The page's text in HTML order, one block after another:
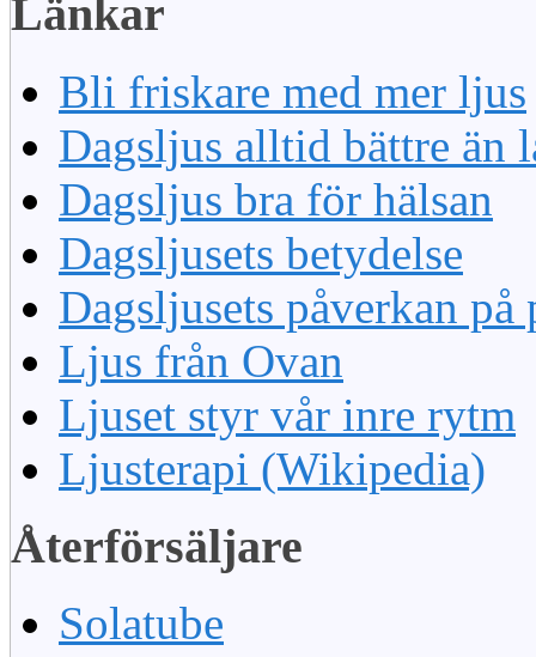
Länkar
Bli friskare med mer ljus
Dagsljus alltid bättre än
Dagsljus bra för hälsan
Dagsljusets betydelse
Dagsljusets påverkan på
Ljus från Ovan
Ljuset styr vår inre rytm
Ljusterapi (Wikipedia)
Återförsäljare
Solatube